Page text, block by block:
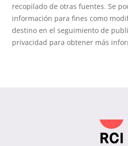
recopilado de otras fuentes. Se
información para fines como
destino en el seguimiento de
privacidad para obtener más